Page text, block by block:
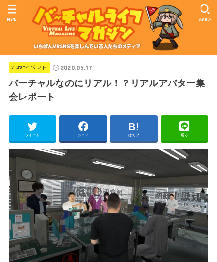
SEARCH
MENU
VRChatイベント 2020.05.17
バーチャルなのにリアル！？リアルアバター集
会レポート
ツイート シェア はてブ 送る